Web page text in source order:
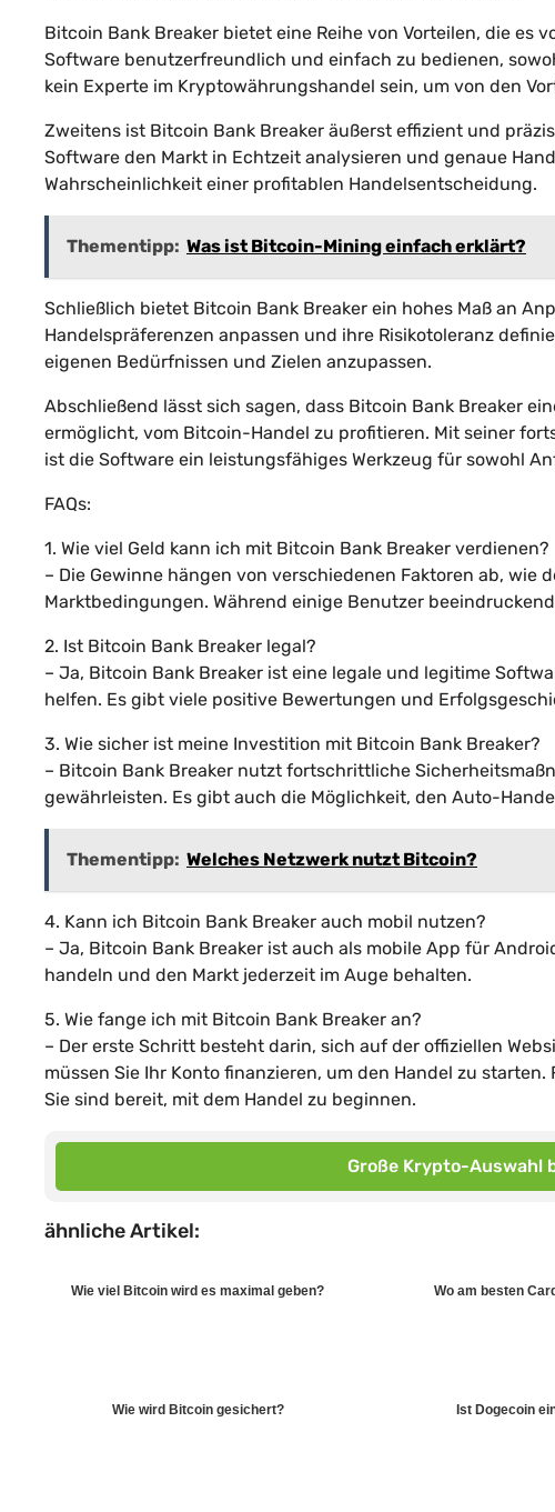
Bitcoin Bank Breaker bietet eine Reihe von Vorteilen, die es
Software benutzerfreundlich und einfach zu bedienen,
kein Experte im Kryptowährungshandel sein, um von den
Zweitens ist Bitcoin Bank Breaker äußerst effizient und
Software den Markt in Echtzeit analysieren und genaue
Wahrscheinlichkeit einer profitablen Handelsentscheidung.
Thementipp: Was ist Bitcoin-Mining einfach erklärt?
Schließlich bietet Bitcoin Bank Breaker ein hohes Maß an
Handelspräferenzen anpassen und ihre Risikotoleranz
eigenen Bedürfnissen und Zielen anzupassen.
Abschließend lässt sich sagen, dass Bitcoin Bank Breaker
ermöglicht, vom Bitcoin-Handel zu profitieren. Mit seiner
ist die Software ein leistungsfähiges Werkzeug für sowohl
FAQs:
1. Wie viel Geld kann ich mit Bitcoin Bank Breaker verdienen?
– Die Gewinne hängen von verschiedenen Faktoren ab, wie
Marktbedingungen. Während einige Benutzer
2. Ist Bitcoin Bank Breaker legal?
– Ja, Bitcoin Bank Breaker ist eine legale und legitime
helfen. Es gibt viele positive Bewertungen und
3. Wie sicher ist meine Investition mit Bitcoin Bank Breaker?
– Bitcoin Bank Breaker nutzt fortschrittliche
gewährleisten. Es gibt auch die Möglichkeit, den Auto-
Thementipp: Welches Netzwerk nutzt Bitcoin?
4. Kann ich Bitcoin Bank Breaker auch mobil nutzen?
– Ja, Bitcoin Bank Breaker ist auch als mobile App für
handeln und den Markt jederzeit im Auge behalten.
5. Wie fange ich mit Bitcoin Bank Breaker an?
– Der erste Schritt besteht darin, sich auf der offiziellen
müssen Sie Ihr Konto finanzieren, um den Handel zu
Sie sind bereit, mit dem Handel zu beginnen.
Große Krypto-Auswahl
ähnliche Artikel:
Wie viel Bitcoin wird es maximal geben? Wo am besten
Wie wird Bitcoin gesichert? Ist Dogecoin